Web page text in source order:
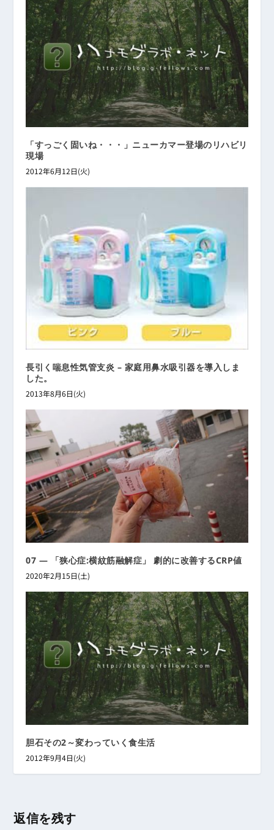
「すっごく固いね・・・」ニューカマー登場のリハビリ
現場
2012年6月12日(火)
長引く喘息性気管支炎 – 家庭用鼻水吸引器を導入しま
した。
2013年8月6日(火)
07 ― 「狭心症:横紋筋融解症」 劇的に改善するCRP値
2020年2月15日(土)
胆石その2～変わっていく食生活
2012年9月4日(火)
返信を残す